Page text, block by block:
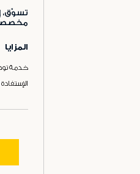
تسوّق،
مخصصة
المزايا
خدمة